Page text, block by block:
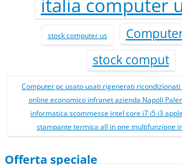
italia computer
stock computer us
stock comput
Computer pc usato usati rigenerati
online economico infranet azienda Napoli
informatica scommesse intel core i7 i5 i3
stampante termica all in one multifunzione
Offerta speciale